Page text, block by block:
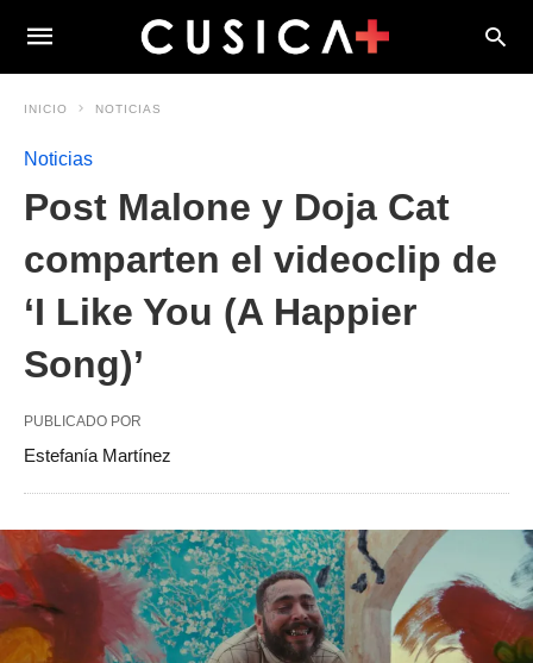
INICIO NOTICIAS
Noticias
Post Malone y Doja Cat
comparten el videoclip de
‘I Like You (A Happier
Song)’
PUBLICADO POR
Estefanía Martínez